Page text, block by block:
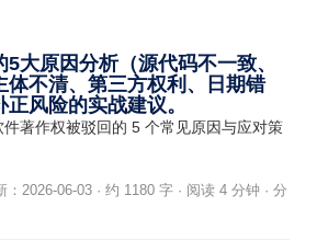
大原因分析（源代码不一致、
体不清、第三方权利、日期错
风险的实战建议。
件著作权被驳回的 5 个常见原因与应对策
：2026-06-03 · 约 1180 字 · 阅读 4 分钟 · 分